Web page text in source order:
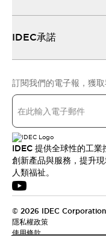
IDEC承諾
訂閱我們的電子報，獲
IDEC 提供全球性的工
創新產品與服務，提升
人類福祉。
© 2026 IDEC Corporation
隱私權政策
使用條款